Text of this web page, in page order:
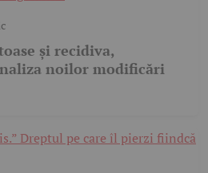
și recidiva,
noilor modificări